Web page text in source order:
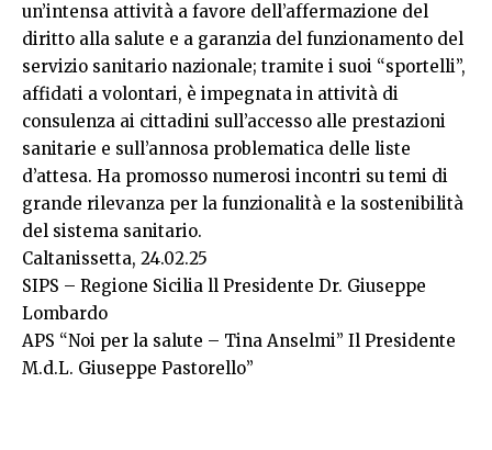
un’intensa attività a favore dell’affermazione del
diritto alla salute e a garanzia del funzionamento del
servizio sanitario nazionale; tramite i suoi “sportelli”,
affidati a volontari, è impegnata in attività di
consulenza ai cittadini sull’accesso alle prestazioni
sanitarie e sull’annosa problematica delle liste
d’attesa. Ha promosso numerosi incontri su temi di
grande rilevanza per la funzionalità e la sostenibilità
del sistema sanitario.
Caltanissetta, 24.02.25
SIPS – Regione Sicilia ll Presidente Dr. Giuseppe
Lombardo
APS “Noi per la salute – Tina Anselmi” Il Presidente
M.d.L. Giuseppe Pastorello”